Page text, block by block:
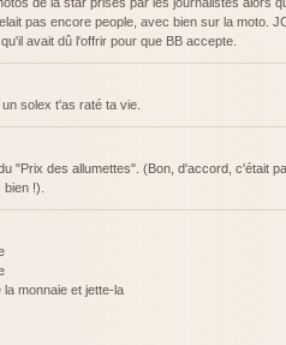
pas encore people, avec bien sur la moto.
avait dû l'offrir pour que BB accepte.
solex t'as raté ta vie.
"Prix des allumettes". (Bon, d'accord, c'était
!).
monnaie et jette-la